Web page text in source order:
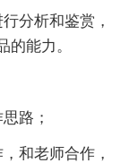
分析和鉴赏，
能力。
路；
和老师合作，